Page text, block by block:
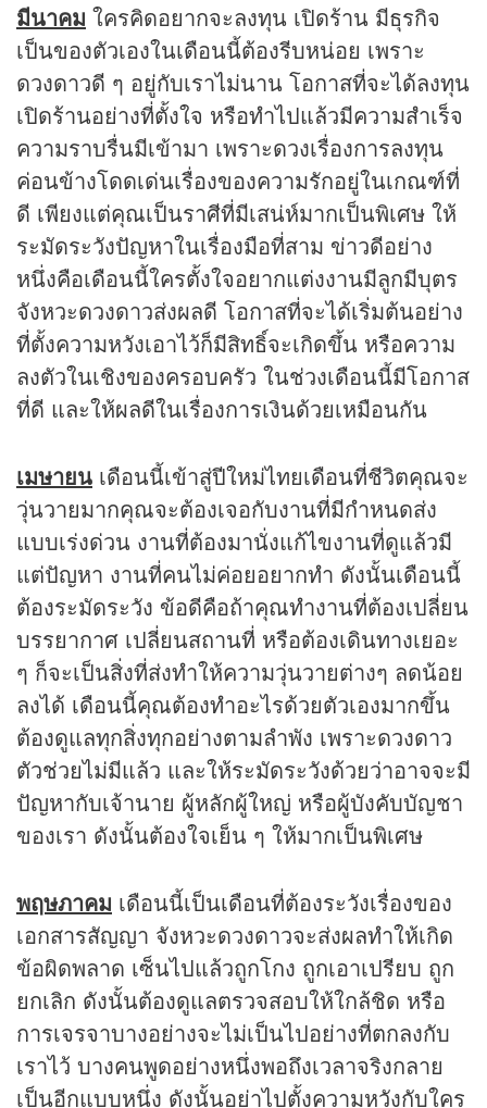
มีนาคม ใครคิดอยากจะลงทุน เปิดร้าน มีธุรกิจ
เป็นของตัวเองในเดือนนี้ต้องรีบหน่อย เพราะ
ดวงดาวดี ๆ อยู่กับเราไม่นาน โอกาสที่จะได้ลงทุน
เปิดร้านอย่างที่ตั้งใจ หรือทำไปแล้วมีความสำเร็จ
ความราบรื่นมีเข้ามา เพราะดวงเรื่องการลงทุน
ค่อนข้างโดดเด่นเรื่องของความรักอยู่ในเกณฑ์ที่
ดี เพียงแต่คุณเป็นราศีที่มีเสน่ห์มากเป็นพิเศษ ให้
ระมัดระวังปัญหาในเรื่องมือที่สาม ข่าวดีอย่าง
หนึ่งคือเดือนนี้ใครตั้งใจอยากแต่งงานมีลูกมีบุตร
จังหวะดวงดาวส่งผลดี โอกาสที่จะได้เริ่มต้นอย่าง
ที่ตั้งความหวังเอาไว้ก็มีสิทธิ์จะเกิดขึ้น หรือความ
ลงตัวในเชิงของครอบครัว ในช่วงเดือนนี้มีโอกาส
ที่ดี และให้ผลดีในเรื่องการเงินด้วยเหมือนกัน
เมษายน เดือนนี้เข้าสู่ปีใหม่ไทยเดือนที่ชีวิตคุณจะ
วุ่นวายมากคุณจะต้องเจอกับงานที่มีกำหนดส่ง
แบบเร่งด่วน งานที่ต้องมานั่งแก้ไขงานที่ดูแล้วมี
แต่ปัญหา งานที่คนไม่ค่อยอยากทำ ดังนั้นเดือนนี้
ต้องระมัดระวัง ข้อดีคือถ้าคุณทำงานที่ต้องเปลี่ยน
บรรยากาศ เปลี่ยนสถานที่ หรือต้องเดินทางเยอะ
ๆ ก็จะเป็นสิ่งที่ส่งทำให้ความวุ่นวายต่างๆ ลดน้อย
ลงได้ เดือนนี้คุณต้องทำอะไรด้วยตัวเองมากขึ้น
ต้องดูแลทุกสิ่งทุกอย่างตามลำพัง เพราะดวงดาว
ตัวช่วยไม่มีแล้ว และให้ระมัดระวังด้วยว่าอาจจะมี
ปัญหากับเจ้านาย ผู้หลักผู้ใหญ่ หรือผู้บังคับบัญชา
ของเรา ดังนั้นต้องใจเย็น ๆ ให้มากเป็นพิเศษ
พฤษภาคม เดือนนี้เป็นเดือนที่ต้องระวังเรื่องของ
เอกสารสัญญา จังหวะดวงดาวจะส่งผลทำให้เกิด
ข้อผิดพลาด เซ็นไปแล้วถูกโกง ถูกเอาเปรียบ ถูก
ยกเลิก ดังนั้นต้องดูแลตรวจสอบให้ใกล้ชิด หรือ
การเจรจาบางอย่างจะไม่เป็นไปอย่างที่ตกลงกับ
เราไว้ บางคนพูดอย่างหนึ่งพอถึงเวลาจริงกลาย
เป็นอีกแบบหนึ่ง ดังนั้นอย่าไปตั้งความหวังกับใคร